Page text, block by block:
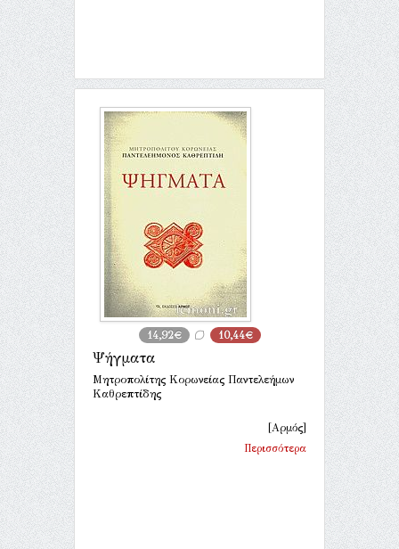
14,92€ 10,44€
Ψήγματα
Μητροπολίτης Κορωνείας Παντελεήμων
Καθρεπτίδης
[Αρμός]
Περισσότερα